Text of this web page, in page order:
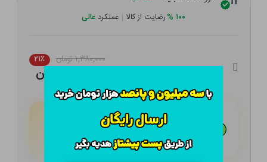
۱۰۰ %رضایت از کالا | عملکرد عالی
۱,۳۸۰,۰۰۰ تومان ۲۱٪
هـر قسط با تــرب‌پــی:
۴ قسط مــاهـانـه؛ بـدون سـود، چـک و ضـامـن